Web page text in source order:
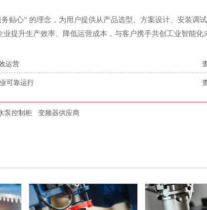
贴心” 的理念，为用户提供从产品选型、方案设计、安装调
提升生产效率、降低运营成本，与客户携手共创工业智能化
运营
可靠运行
泵控制柜 变频器供应商